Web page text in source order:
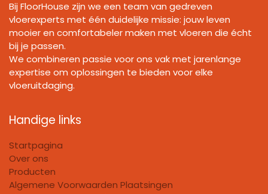
Bij FloorHouse zijn we een team van gedreven
vloerexperts met één duidelijke missie: jouw leven
mooier en comfortabeler maken met vloeren die écht
bij je passen.
We combineren passie voor ons vak met jarenlange
expertise om oplossingen te bieden voor elke
vloeruitdaging.
Handige links
Startpagina
Over ons
Producten
Algemene Voorwaarden Plaatsingen